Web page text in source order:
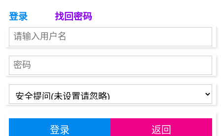
登录 找回密码
登录 返回